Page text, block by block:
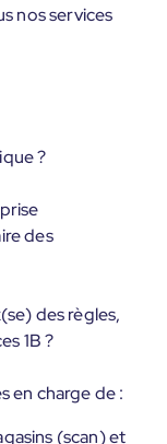
nos services
?
des
des règles,
1B ?
en charge de :
(scan) et